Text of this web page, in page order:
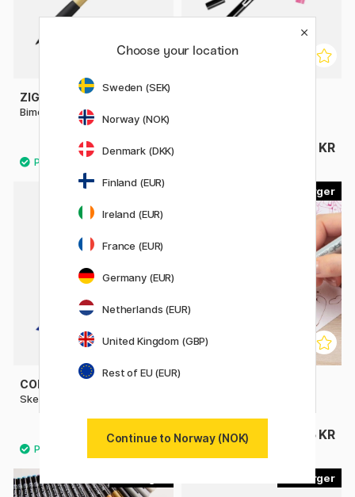
ZIG KURETAKE
Bimoji Fude Brush Pen
56 KR
80 KR 50 KR
COPIC
Sketch stykkevis
125 KR 76 KR
Choose your location
Sweden (SEK)
Norway (NOK)
Denmark (DKK)
Finland (EUR)
Ireland (EUR)
France (EUR)
Germany (EUR)
Netherlands (EUR)
United Kingdom (GBP)
Rest of EU (EUR)
Continue to Norway (NOK)